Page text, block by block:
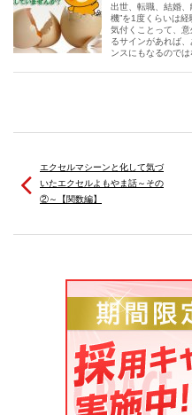
出世、転職、結婚
機”を1度くらいは
気付くことって、
るサインがあれば
ンスにもなるのでは
エクセルマシーンと化して気づ
いたエクセルよもやま話～その
②～【関数編】